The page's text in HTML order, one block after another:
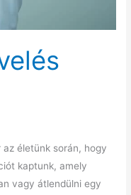
életünk során, hogy
kaptunk, amely
vagy átlendülni egy